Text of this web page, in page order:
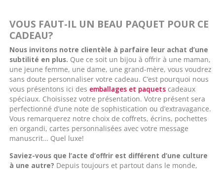
VOUS FAUT-IL UN BEAU PAQUET POUR CE
CADEAU?
Nous invitons notre clientèle à parfaire leur achat d’une
subtilité en plus. Que ce soit un bijou à offrir à une maman,
une jeune femme, une dame, une grand-mère, vous voudrez
sans doute personnaliser votre cadeau. C’est pourquoi nous
vous présentons ici des emballages et paquetscadeaux
spéciaux. Choisissez votre présentation. Votre présent sera
perfectionné d’une note de sophistication ou d’extravagance.
Vous remarquerez notre choix de coffrets, écrins, pochettes
en organdi, cartes personnalisées avec votre message
manuscrit… Quel luxe!
Saviez-vous que l’acte d’offrir est différent d’une culture
à une autre? Depuis toujours et partout dans le monde,